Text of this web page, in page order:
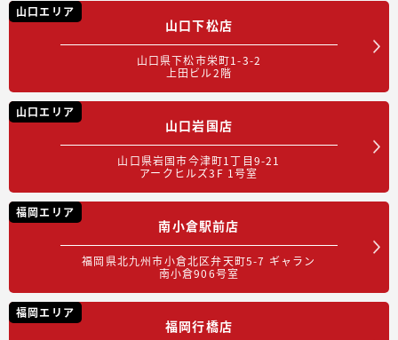
山口エリア
山口下松店
山口県下松市栄町1-3-2
上田ビル2階
山口エリア
山口岩国店
山口県岩国市今津町1丁目9-21
アークヒルズ3F 1号室
福岡エリア
南小倉駅前店
福岡県北九州市小倉北区弁天町5-7 ギャラン
南小倉906号室
福岡エリア
福岡行橋店